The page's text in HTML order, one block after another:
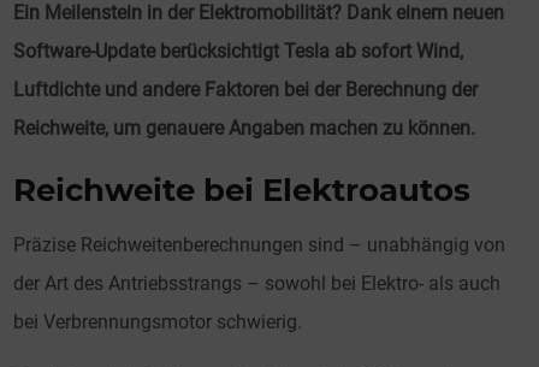
Ein Meilenstein in der Elektromobilität? Dank einem neuen
Software-Update berücksichtigt Tesla ab sofort Wind,
Luftdichte und andere Faktoren bei der Berechnung der
Reichweite, um genauere Angaben machen zu können.
Reichweite bei Elektroautos
Präzise Reichweitenberechnungen sind – unabhängig von
der Art des Antriebsstrangs – sowohl bei Elektro- als auch
bei Verbrennungsmotor schwierig.